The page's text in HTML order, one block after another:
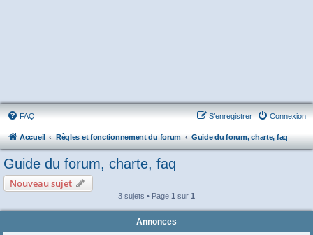
FAQ Connexion
S’enregistrer
Accueil Règles et fonctionnement du forum Guide du forum, charte, faq
Guide du forum, charte, faq
Nouveau sujet
3 sujets • Page 1 sur 1
Annonces